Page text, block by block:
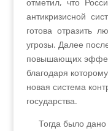
антикризисной
готова отразить
угрозы. Далее
повышающих
благодаря
новая система
государства.
Тогда было дано